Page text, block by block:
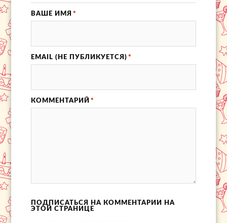
ВАШЕ ИМЯ *
EMAIL (НЕ ПУБЛИКУЕТСЯ) *
КОММЕНТАРИЙ *
ПОДПИСАТЬСЯ НА КОММЕНТАРИИ НА
ЭТОЙ СТРАНИЦЕ